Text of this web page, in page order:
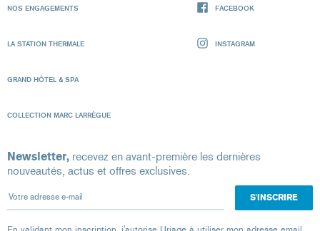
NOS ENGAGEMENTS
LA STATION THERMALE
GRAND HÔTEL & SPA
COLLECTION MARC LARRÈGUE
FACEBOOK
INSTAGRAM
Newsletter, recevez en avant-première les dernières
nouveautés, actus et offres exclusives.
Votre adresse e-mail